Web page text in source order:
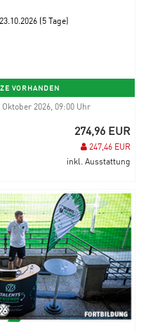
(5 Tage)
VORHANDEN
2026, 09:00 Uhr
274,96 EUR
247,46 EUR
inkl. Ausstattung